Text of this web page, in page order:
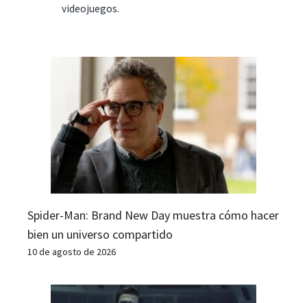
videojuegos.
Spider-Man: Brand New Day muestra cómo hacer
bien un universo compartido
10 de agosto de 2026